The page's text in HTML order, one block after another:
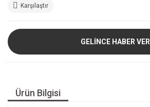
Karşılaştır
GELİNCE HABER VER
Ürün Bilgisi